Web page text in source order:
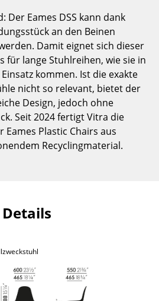
Der Eames DSS kann dank
an den Beinen
Damit eignet sich dieser
für lange Stuhlreihen, wie sie in
kommen. Ist die exakte
nicht so relevant, bietet der
Design, jedoch ohne
Seit 2024 fertigt Vitra die
Eames Plastic Chairs aus
Recyclingmaterial.
Details